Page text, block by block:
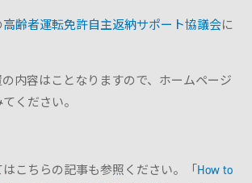
高齢者運転免許自主返納サポート協議会に
内容はことなりますので、ホームページ
ください。
こちらの記事も参照ください。「 How to